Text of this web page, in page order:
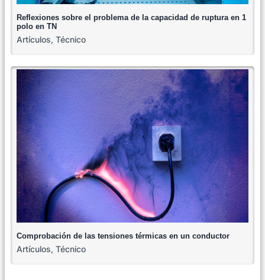
Reflexiones sobre el problema de la capacidad de ruptura en 1
polo en TN
Artículos, Técnico
Comprobación de las tensiones térmicas en un conductor
Artículos, Técnico